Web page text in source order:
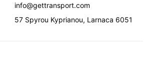
info@gettransport.com
57 Spyrou Kyprianou, Larnaca 6051